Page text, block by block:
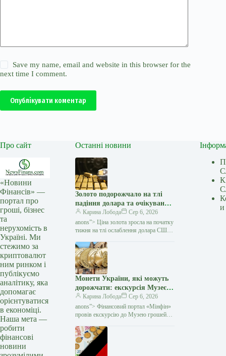
Save my name, email and website in this browser for the
next time I comment.
Опублікувати коментар
Про сайт
«Новини
Фінансів» —
портал про
гроші, бізнес
та
нерухомість в
Україні. Ми
стежимо за
криптовалют
ним ринком і
публікуємо
аналітику, яка
допомагає
орієнтуватися
в економіці.
Наша мета —
робити
фінансові
новини
Останні новини
Золото подорожчало на тлі
падіння долара та очікувань
переговорів США з Іраном —
Мінфін
Карина Лобода
Сер 6, 2026
anons”> Ціна золота зросла на початку
тижня на тлі ослаблення долара США
витка інфляції. Як повідомляє Reuters,
ринок…
Монети України, які можуть
дорожчати: екскурсія Музеєм
грошей НБУ (відео) — Мінфін
Карина Лобода
Сер 6, 2026
anons”> Фінансовий портал «Мінфін»
провів екскурсію до Музею грошей
відомим українським нумізматом
Андрієм
и